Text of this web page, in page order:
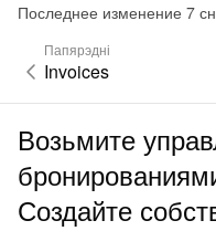
Последнее изменение 7
Папярэдні
Invoices
Возьмите
Создайте